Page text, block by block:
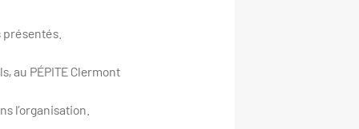
au PÉPITE Clermont
l’organisation.